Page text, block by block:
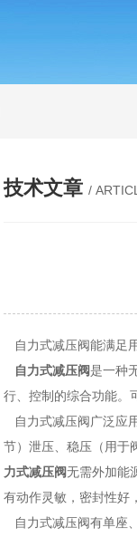
技术文章 /
自力式减压阀能满足
自力式减压阀是一种
行、控制的综合功能。
自力式减压阀广泛应
节）泄压、稳压（用于
力式减压阀无需外加能
有动作灵敏，密封性好
自力式减压阀有单座